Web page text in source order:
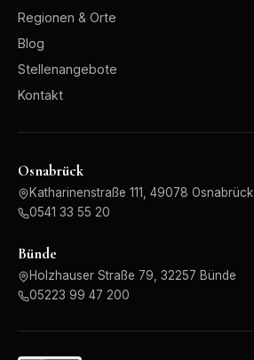
Regionen & Orte
Blog
Stellenangebote
Kontakt
Osnabrück
Katharinenstraße 111, 49078 Osnabrück
0541 33 55 20
Bünde
Holzhauser Straße 79, 32257 Bünde
05223 99 47 200